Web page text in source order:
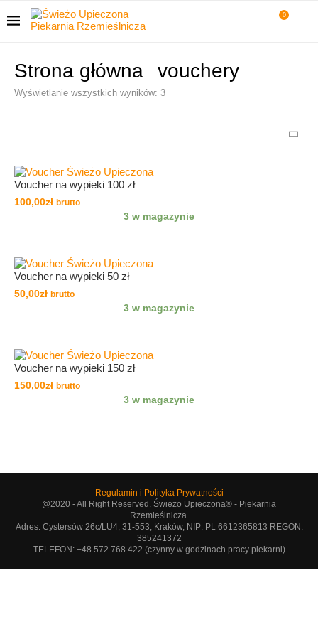
0
Strona główna vouchery
Wyświetlanie wszystkich wyników: 3
Voucher na wypieki 100 zł
100,00zł brutto
3 w magazynie
Voucher na wypieki 50 zł
50,00zł brutto
3 w magazynie
Voucher na wypieki 150 zł
150,00zł brutto
3 w magazynie
Regulamin i Polityka Prywatności
@2020 - All Right Reserved. Świeżo Upieczona® - Piekarnia
Rzemieślnicza.
Adres: Cystersów 26c/LU4, 31-553, Kraków, NIP: PL 6612365813 REGON:
385241372
TELEFON: +48 572 768 422 (czynny w godzinach pracy piekarni)